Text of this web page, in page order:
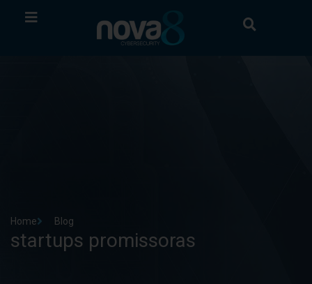
Home Blog
startups promissoras